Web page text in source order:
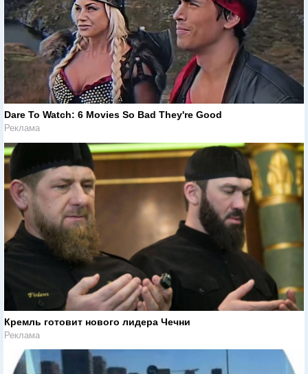
Dare To Watch: 6 Movies So Bad They're Good
Реклама
Кремль готовит нового лидера Чечни
Реклама